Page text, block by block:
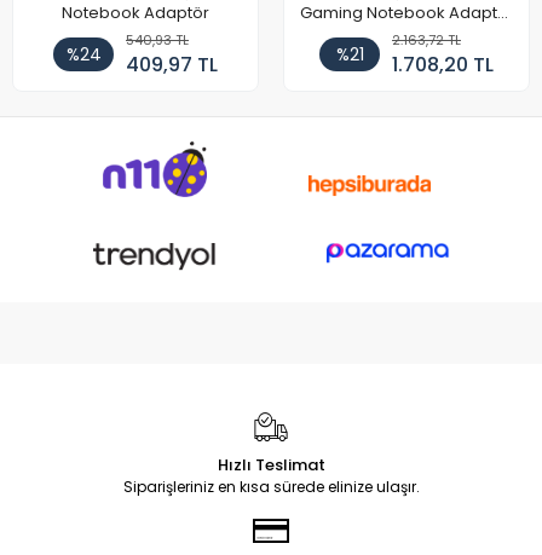
Notebook Adaptör
%24
540,93 TL
409,97 TL
Gaming Notebook Adaptör
Cihazı Şarj Aleti (150W)
%21
2.163,72 TL
1.708,20 TL
Hızlı Teslimat
Siparişleriniz en kısa sürede elinize ulaşır.